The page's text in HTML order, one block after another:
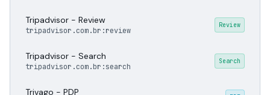
Tripadvisor - Review
tripadvisor.com.br:review
Review
Tripadvisor - Search
tripadvisor.com.br:search
Search
Trivago - PDP